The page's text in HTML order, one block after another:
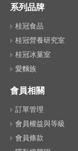
系列品牌
桂冠食品
桂冠營養研究室
桂冠冰菓室
愛麵族
會員相關
訂單管理
會員權益與等級
會員條款